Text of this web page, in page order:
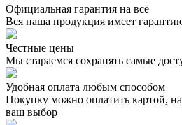
Официальная гарантия на всё
Вся наша продукция имеет
Честные цены
Мы стараемся сохранять самые
Удобная оплата любым способом
Покупку можно оплатить картой,
ваш выбор